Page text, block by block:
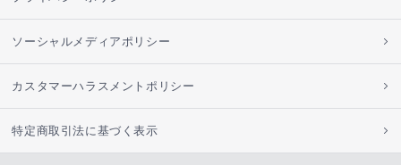
ソーシャルメディアポリシー
カスタマーハラスメントポリシー
特定商取引法に基づく表示